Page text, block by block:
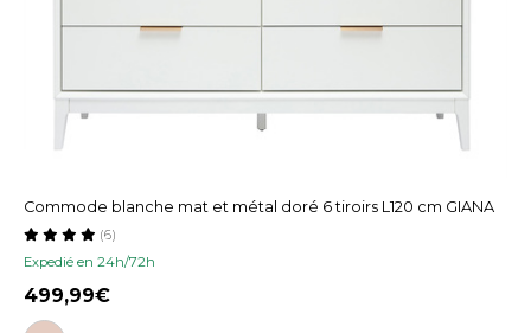
Commode blanche mat et métal doré 6 tiroirs L120 cm GIANA
Expedié en 24h/72h
(6)
499,99